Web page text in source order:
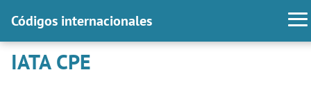
Códigos internacionales
IATA CPE